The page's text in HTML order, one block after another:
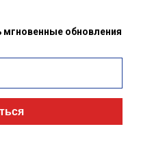
обновления